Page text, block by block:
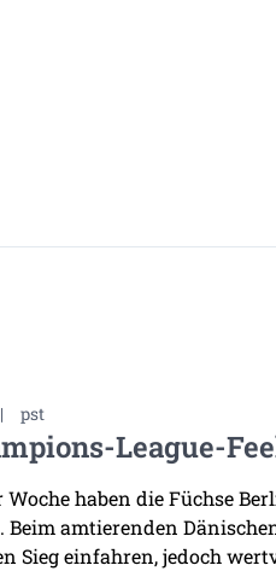
| pst
League-
haben die Füchse
amtierenden
Sieg einfahren, jedoch